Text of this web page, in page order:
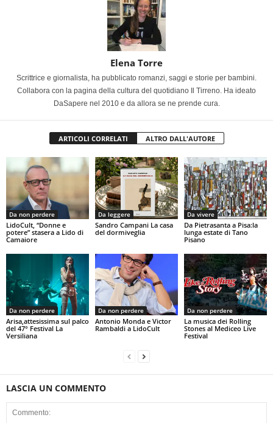
Elena Torre
Scrittrice e giornalista, ha pubblicato romanzi, saggi e storie per bambini.
Collabora con la pagina della cultura del quotidiano Il Tirreno. Ha ideato
DaSapere nel 2010 e da allora se ne prende cura.
ARTICOLI CORRELATI ALTRO DALL'AUTORE
Da non perdere
LidoCult, “Donne e
potere” stasera a Lido di
Camaiore
Da leggere
Sandro Campani La casa
del dormiveglia
Da vivere
Da Pietrasanta a Pisa:la
lunga estate di Tano
Pisano
Da non perdere
Arisa,attesissima sul palco
del 47° Festival La
Versiliana
Da non perdere
Antonio Monda e Victor
Rambaldi a LidoCult
Da non perdere
La musica dei Rolling
Stones al Mediceo Live
Festival
LASCIA UN COMMENTO